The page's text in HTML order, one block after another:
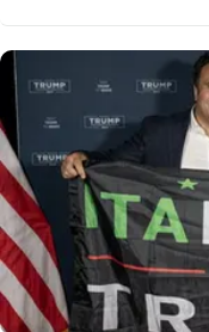
Sanità
Società
Sport
RUBRICHE